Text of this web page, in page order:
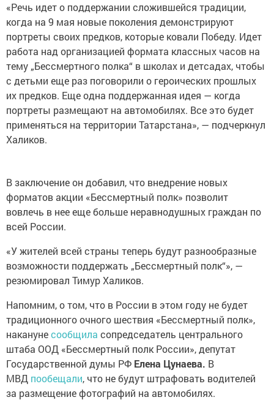
«Речь идет о поддержании сложившейся традиции,
когда на 9 мая новые поколения демонстрируют
портреты своих предков, которые ковали Победу. Идет
работа над организацией формата классных часов на
тему „Бессмертного полка“ в школах и детсадах, чтобы
с детьми еще раз поговорили о героических прошлых
их предков. Еще одна поддержанная идея — когда
портреты размещают на автомобилях. Все это будет
применяться на территории Татарстана», — подчеркнул
Халиков.
В заключение он добавил, что внедрение новых
форматов акции «Бессмертный полк» позволит
вовлечь в нее еще больше неравнодушных граждан по
всей России.
«У жителей всей страны теперь будут разнообразные
возможности поддержать „Бессмертный полк“», —
резюмировал Тимур Халиков.
Напомним, о том, что в России в этом году не будет
традиционного очного шествия «Бессмертный полк»,
наканунесообщила сопредседатель центрального
штаба ООД «Бессмертный полк России», депутат
Государственной думы РФ Елена Цунаева. В
МВД пообещали, что не будут штрафовать водителей
за размещение фотографий на автомобилях.